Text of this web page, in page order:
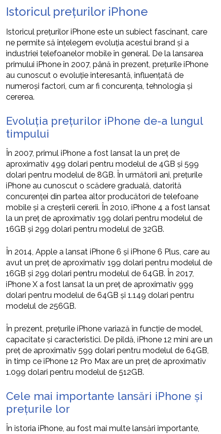
Istoricul prețurilor iPhone
Istoricul prețurilor iPhone este un subiect fascinant, care
ne permite să înțelegem evoluția acestui brand și a
industriei telefoanelor mobile în general. De la lansarea
primului iPhone în 2007, până în prezent, prețurile iPhone
au cunoscut o evoluție interesantă, influențată de
numeroși factori, cum ar fi concurența, tehnologia și
cererea.
Evoluția prețurilor iPhone de-a lungul
timpului
În 2007, primul iPhone a fost lansat la un preț de
aproximativ 499 dolari pentru modelul de 4GB și 599
dolari pentru modelul de 8GB. În următorii ani, prețurile
iPhone au cunoscut o scădere graduală, datorită
concurenței din partea altor producători de telefoane
mobile și a creșterii cererii. În 2010, iPhone 4 a fost lansat
la un preț de aproximativ 199 dolari pentru modelul de
16GB și 299 dolari pentru modelul de 32GB.
În 2014, Apple a lansat iPhone 6 și iPhone 6 Plus, care au
avut un preț de aproximativ 199 dolari pentru modelul de
16GB și 299 dolari pentru modelul de 64GB. În 2017,
iPhone X a fost lansat la un preț de aproximativ 999
dolari pentru modelul de 64GB și 1.149 dolari pentru
modelul de 256GB.
În prezent, prețurile iPhone variază în funcție de model,
capacitate și caracteristici. De pildă, iPhone 12 mini are un
preț de aproximativ 599 dolari pentru modelul de 64GB,
în timp ce iPhone 12 Pro Max are un preț de aproximativ
1.099 dolari pentru modelul de 512GB.
Cele mai importante lansări iPhone și
prețurile lor
În istoria iPhone, au fost mai multe lansări importante,